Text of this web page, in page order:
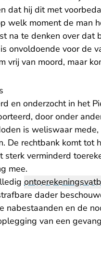
dat hij dit met
welk moment de man
na te denken over dat
onvoldoende voor de
vrij van moord, maar
en onderzocht in het
door onder
is weliswaar
De rechtbank komt tot
sterk verminderd
mee.
dader
nabestaanden en de
van een